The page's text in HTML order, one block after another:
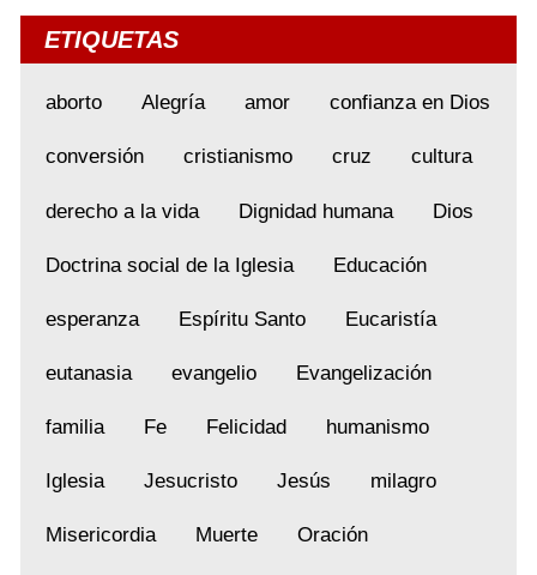
ETIQUETAS
aborto Alegría amor confianza en Dios
conversión cristianismo cruz cultura
derecho a la vida Dignidad humana Dios
Doctrina social de la Iglesia Educación
esperanza Espíritu Santo Eucaristía
eutanasia evangelio Evangelización
familia Fe Felicidad humanismo
Iglesia Jesucristo Jesús milagro
Misericordia Muerte Oración